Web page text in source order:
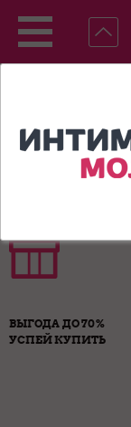
ВЫГОДА ДО 70%
УСПЕЙ КУПИТЬ